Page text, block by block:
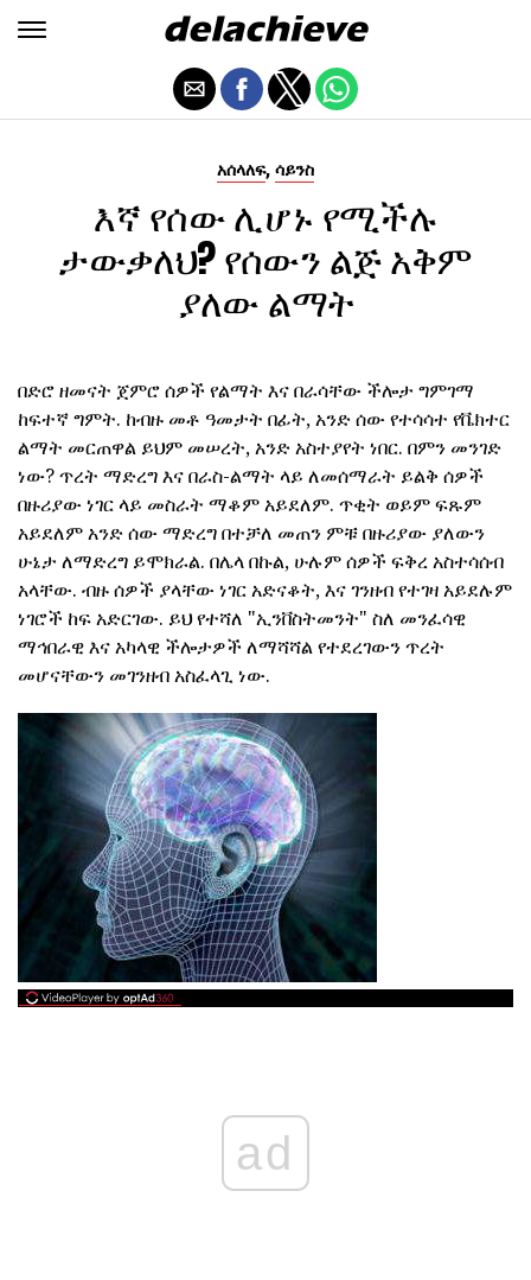
አሰላለፍ, ሳይንስ
እኛ የሰው ሊሆኑ የሚችሉ
ታውቃለህ? የሰውን ልጅ አቅም
ያለው ልማት
በድሮ ዘመናት ጀምሮ ሰዎች የልማት እና በራሳቸው ችሎታ ግምገማ
ከፍተኛ ግምት. ከብዙ መቶ ዓመታት በፊት, አንድ ሰው የተሳሳተ የቬክተር
ልማት መርጠዋል ይህም መሠረት, አንድ አስተያየት ነበር. በምን መንገድ
ነው? ጥረት ማድረግ እና በራስ-ልማት ላይ ለመሰማራት ይልቅ ሰዎች
በዙሪያው ነገር ላይ መስራት ማቆም አይደለም. ጥቂት ወይም ፍጹም
አይደለም አንድ ሰው ማድረግ በተቻለ መጠን ምቹ በዙሪያው ያለውን
ሁኔታ ለማድረግ ይሞክራል. በሌላ በኩል, ሁሉም ሰዎች ፍቅረ አስተሳሰብ
አላቸው. ብዙ ሰዎች ያላቸው ነገር አድናቆት, እና ገንዘብ የተገዛ አይደሉም
ነገሮች ከፍ አድርገው. ይህ የተሻለ "ኢንቨስትመንት" ስለ መንፈሳዊ
ማኅበራዊ እና አካላዊ ችሎታዎች ለማሻሻል የተደረገውን ጥረት
መሆናቸውን መገንዘብ አስፈላጊ ነው.
ad